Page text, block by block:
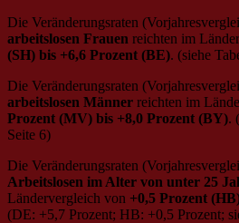
Die Veränderungsraten
arbeitslosen Frauen reichten im
(SH) bis +6,6 Prozent (BE). (siehe
Die Veränderungsraten
arbeitslosen Männer reichten im
Prozent (MV) bis +8,0 Prozent (BY).
Seite 6)
Die Veränderungsraten
Arbeitslosen im Alter von unter 25
Ländervergleich von +0,5 Prozent
(DE: +5,7 Prozent; HB: +0,5 Prozent;